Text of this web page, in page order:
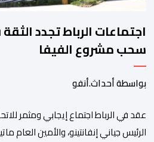
اجتماعات الرباط تجدد
سحب مشروع الفيفا
بواسطة أحداث.أنفو
عقد في الرباط اجتماع إيجابي ومثمر
الرئيس جياني إنفانتينو، والأمين العام